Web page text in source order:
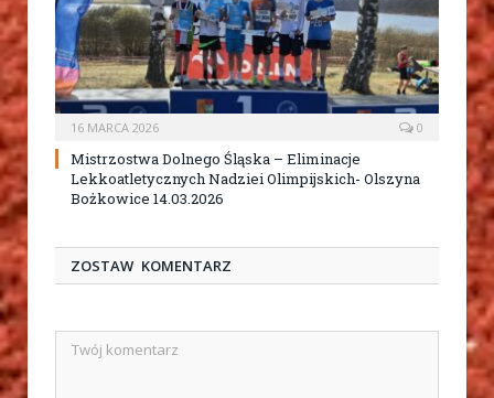
16 MARCA 2026 0
Mistrzostwa Dolnego Śląska – Eliminacje
Lekkoatletycznych Nadziei Olimpijskich- Olszyna
Bożkowice 14.03.2026
ZOSTAW KOMENTARZ